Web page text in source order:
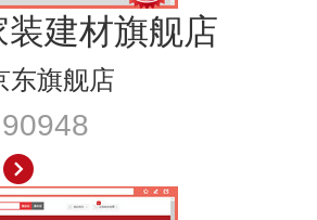
装建材旗舰店
东旗舰店